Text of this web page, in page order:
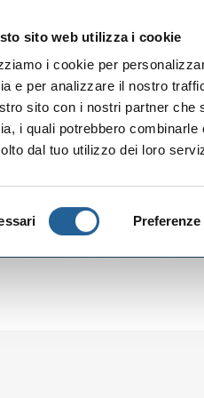
sito web utilizza i cookie
i cookie per
e per analizzare il nostro
sito con i nostri partner che
i quali potrebbero
dal tuo utilizzo dei loro
Preferenze
servizi